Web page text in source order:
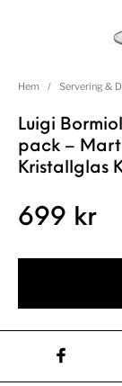
Hem / Servering &
Luigi
pack –
Kristallglas
699 kr